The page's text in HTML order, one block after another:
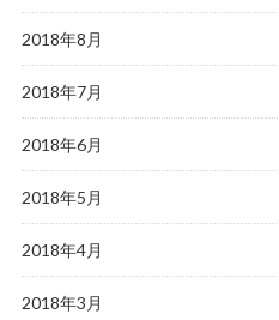
2018年8月
2018年7月
2018年6月
2018年5月
2018年4月
2018年3月